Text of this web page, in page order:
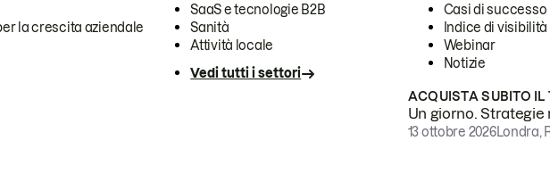
la crescita aziendale
SaaS e tecnologie B2B
Sanità
Attività locale
Vedi tutti i settori
Casi di successo
Indice di visibilità
Webinar
Notizie
ACQUISTA SUBITO IL
Un giorno.
13 ottobre 2026Londra,